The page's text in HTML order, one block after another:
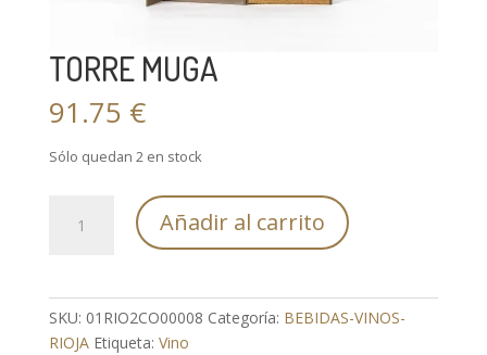
TORRE MUGA
91.75 €
Sólo quedan 2 en stock
MUGA
Añadir al carrito
SKU: 01RIO2CO00008 Categoría: BEBIDAS-VINOS-
RIOJA Etiqueta: Vino